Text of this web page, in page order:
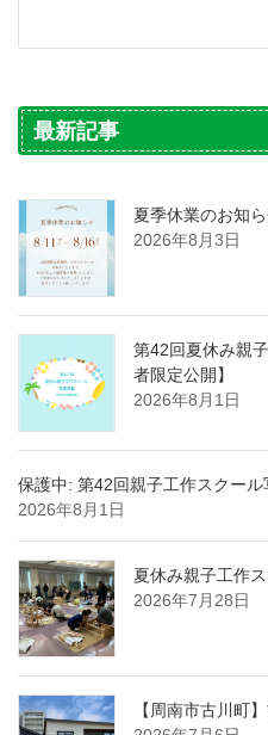
最新記事
夏季休業のお知
2026年8月3日
第42回夏休み親
者限定公開】
2026年8月1日
保護中: 第42回親子工作スクール
2026年8月1日
夏休み親子工作
2026年7月28日
【周南市古川町